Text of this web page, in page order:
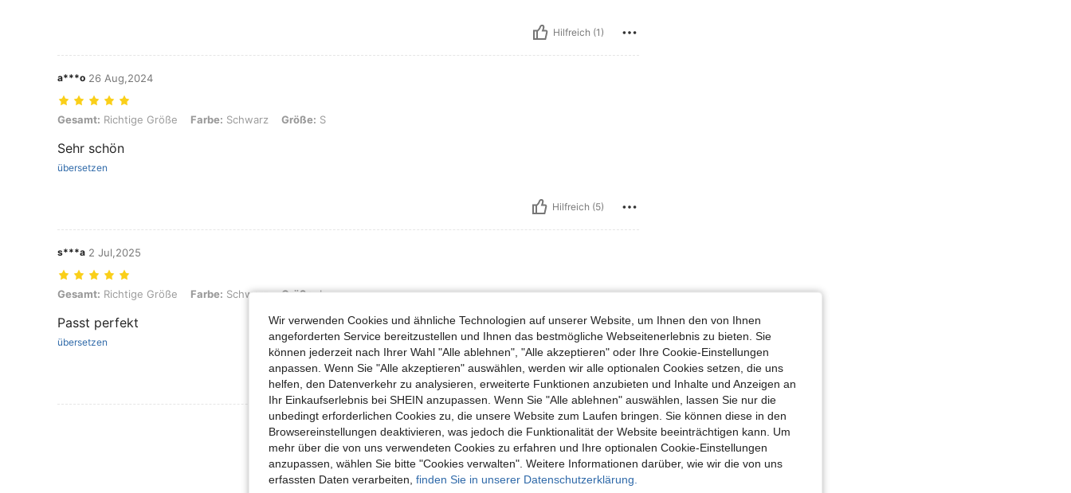
Hilfreich (1)
a***o 26 Aug,2024
Gesamt: Richtige Größe, Farbe: Schwarz, Größe: S
Gesamt: Richtige Größe Farbe: Schwarz Größe: S
Sehr schön
übersetzen
Hilfreich (5)
s***a 2 Jul,2025
Gesamt: Richtige Größe, Farbe: Schwarz, Größe: L
Gesamt: Richtige Größe Farbe: Schwarz Größe:L
Passt perfekt
übersetzen
Hilfreich (0)
Mehr Bewertungen Ansehen
Wir verwenden Cookies und ähnliche Technologien auf unserer Website, um Ihnen den von Ihnen
angeforderten Service bereitzustellen und Ihnen das bestmögliche Webseitenerlebnis zu bieten. Sie
können jederzeit nach Ihrer Wahl "Alle ablehnen", "Alle akzeptieren" oder Ihre Cookie-Einstellungen
anpassen. Wenn Sie "Alle akzeptieren" auswählen, werden wir alle optionalen Cookies setzen, die uns
helfen, den Datenverkehr zu analysieren, erweiterte Funktionen anzubieten und Inhalte und Anzeigen an
Ihr Einkaufserlebnis bei SHEIN anzupassen. Wenn Sie "Alle ablehnen" auswählen, lassen Sie nur die
unbedingt erforderlichen Cookies zu, die unsere Website zum Laufen bringen. Sie können diese in den
Browsereinstellungen deaktivieren, was jedoch die Funktionalität der Website beeinträchtigen kann. Um
mehr über die von uns verwendeten Cookies zu erfahren und Ihre optionalen Cookie-Einstellungen
anzupassen, wählen Sie bitte "Cookies verwalten". Weitere Informationen darüber, wie wir die von uns
erfassten Daten verarbeiten, finden Sie in unserer Datenschutzerklärung.